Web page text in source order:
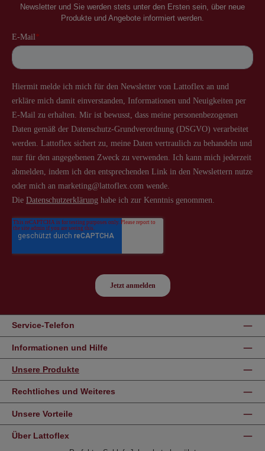
Newsletter und Sie werden stets unter den Ersten sein, über neue
Produkte und Angebote informiert werden.
Service-Telefon
Informationen und Hilfe
Unsere Produkte
Rechtliches und Weiteres
Unsere Vorteile
Über Lattoflex